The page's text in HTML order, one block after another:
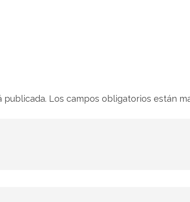
publicada. Los campos obligatorios están